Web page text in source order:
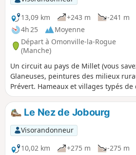
13,09 km
+243 m
-241 m
4h 25
Moyenne
Départ à Omonville-la-Rogue
(Manche)
Un circuit au pays de Millet (vous
Glaneuses, peintures des milieux
Prévert. Hameaux et villages typés
emprunte le GR®223, sentier
permet de découvrir la Rade de
découpées, des cormorans se séchant
Hablet, la ferme abandonnée de la
fort moyenâgeux et enfin une vue
Hâble. Une randonnée dont on se
Le Nez de Jobourg
Visorandonneur
10,02 km
+275 m
-275 m